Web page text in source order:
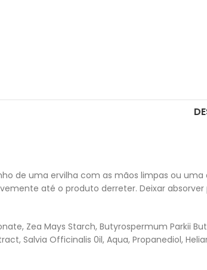
de uma ervilha com as mãos limpas ou uma
até o produto derreter. Deixar
Zea Mays Starch, Butyrospermum Parkii
Salvia Officinalis 0il, Aqua, Propanediol,